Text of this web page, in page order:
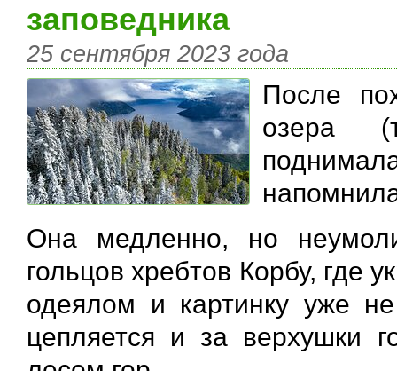
заповедника
25 сентября 2023 года
После
озера
Она медленно, но
гольцов хребтов Корбу,
одеялом и картинку уже не
цепляется и за верхушки